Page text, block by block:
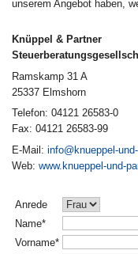
unserem Angebot haben,
Knüppel & Partner
Ramskamp 31 A
25337 Elmshorn
Telefon: 04121 26583-0
Fax: 04121 26583-99
E-Mail: info@knueppel-
Web: www.knueppel-und-
Anrede
Name*
Vorname*